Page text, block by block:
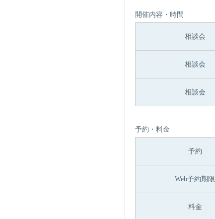
開催内容・時間
相談会
相談会
相談会
予約・料金
予約
Web予約期限
料金